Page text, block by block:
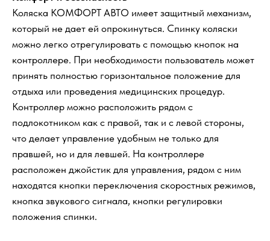
Коляска КОМФОРТ АВТО имеет защитный механизм,
который не дает ей опрокинуться. Спинку коляски
можно легко отрегулировать с помощью кнопок на
контроллере. При необходимости пользователь может
принять полностью горизонтальное положение для
отдыха или проведения медицинских процедур.
Контроллер можно расположить рядом с
подлокотником как с правой, так и с левой стороны,
что делает управление удобным не только для
правшей, но и для левшей. На контроллере
расположен джойстик для управления, рядом с ним
находятся кнопки переключения скоростных режимов,
кнопка звукового сигнала, кнопки регулировки
положения спинки.